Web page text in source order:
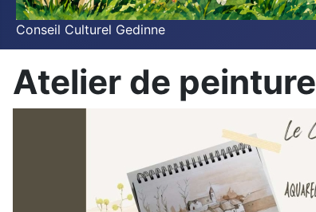
Conseil Culturel Gedinne
Atelier de peinture